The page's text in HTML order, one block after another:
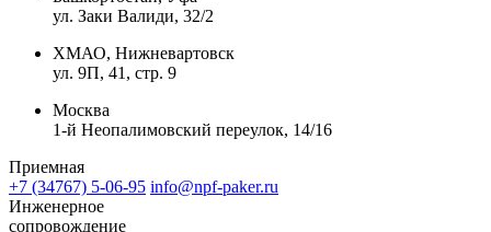
ул. Заки Валиди, 32/2
ХМАО, Нижневартовск
ул. 9П, 41, стр. 9
Москва
1-й Неопалимовский переулок, 14/16
Приемная
+7 (34767) 5-06-95 info@npf-paker.ru
Инженерное
сопровождение